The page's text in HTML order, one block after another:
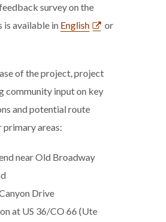
survey on the
is available in English
or
of the project, project
community input on key
and potential route
areas:
near Old Broadway
Drive
at US 36/CO 66 (Ute